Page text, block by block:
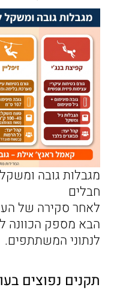
חבלים
לאחר סקירה של
הבא מספק הכוונה
לנתוני המשתתפים.
תקנים נפוצים